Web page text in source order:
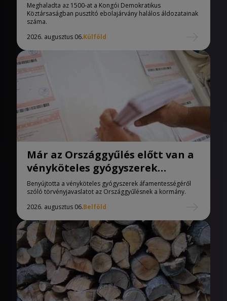
áldozatainak száma
Meghaladta az 1500-at a Kongói Demokratikus
Köztársaságban pusztító ebolajárvány halálos áldozatainak
száma.
2026. augusztus 06.Külföld
Már az Országgyűlés előtt van a
vényköteles gyógyszerek
áfamentességéről szóló
törvényjavaslat
Benyújtotta a vényköteles gyógyszerek áfamentességéről
szóló törvényjavaslatot az Országgyűlésnek a kormány.
2026. augusztus 06.Belföld